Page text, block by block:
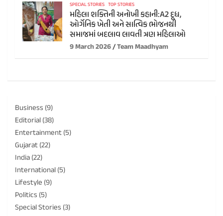
SPECIAL STORIES TOP STORIES
મહિલા શક્તિની અનોખી કહાની:A2 દૂધ,
ઓર્ગેનિક ખેતી અને સાત્વિક ભોજનથી
સમાજમાં બદલાવ લાવતી ત્રણ મહિલાઓ
9 March 2026 Team Maadhyam
Business (9)
Editorial(38)
Entertainment(5)
Gujarat(22)
India(22)
International(5)
Lifestyle (9)
Politics (5)
Special Stories (3)